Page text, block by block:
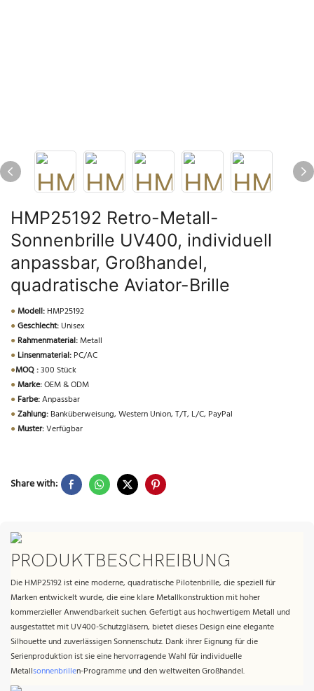
HMP25192 Retro-Metall-
Sonnenbrille UV400, individuell
anpassbar, Großhandel,
quadratische Aviator-Brille
●Modell: HMP25192
●Geschlecht: Unisex
● Rahmenmaterial:Metall
● Linsenmaterial: PC/AC
●MOQ :300 Stück
●Marke:OEM & ODM
● Farbe:Anpassbar
●Zahlung: Banküberweisung, Western Union, T/T, L/C, PayPal
●Muster:Verfügbar
Share with:
PRODUKTBESCHREIBUNG
Die HMP25192 ist eine moderne, quadratische Pilotenbrille, die speziell für
Marken entwickelt wurde, die eine klare Metallkonstruktion mit hoher
kommerzieller Anwendbarkeit suchen. Gefertigt aus hochwertigem Metall und
ausgestattet mit UV400-Schutzgläsern, bietet dieses Design eine elegante
Silhouette und zuverlässigen Sonnenschutz. Dank ihrer Eignung für die
Serienproduktion ist sie eine hervorragende Wahl für individuelle
Metallsonnenbrillen-Programme und den weltweiten Großhandel.